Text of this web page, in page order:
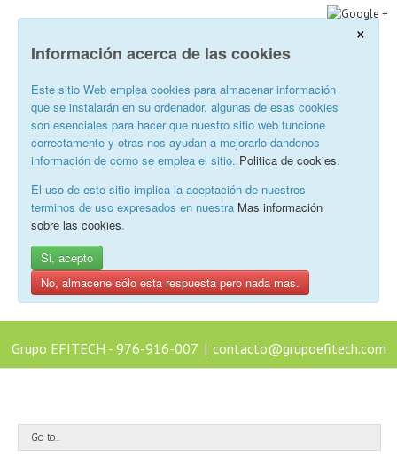
×
Información acerca de las cookies
Este sitio Web emplea cookies para almacenar información
que se instalarán en su ordenador. algunas de esas cookies
son esenciales para hacer que nuestro sitio web funcione
correctamente y otras nos ayudan a mejorarlo dandonos
información de como se emplea el sitio. Politica de cookies.
El uso de este sitio implica la aceptación de nuestros
terminos de uso expresados en nuestra Mas información
sobre las cookies.
Si, acepto
No, almacene sólo esta respuesta pero nada mas.
Grupo EFITECH - 976-916-007 | contacto@grupoefitech.com
Go to...